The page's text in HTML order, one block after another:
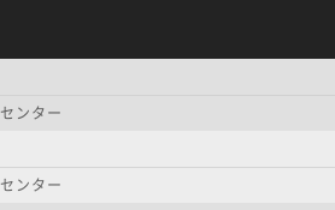
ンター
ンター